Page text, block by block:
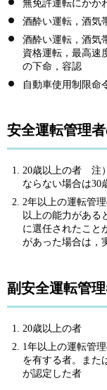
無免許運転にかか
酒酔い運転，酒気
酒酔い運転，酒気
資格運転，最高速
の下命，容認
自動車使用制限命
安全運転管理
20歳以上の者 注
ならない場合は30
2年以上の運転管
以上の能力がある
に選任されたこと
があった場合は，
副安全運転管
20歳以上の者
1年以上の運転管
を有する者。また
が認定した者